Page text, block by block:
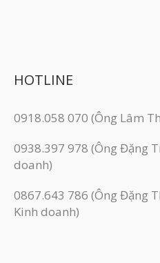
HOTLINE
0918.058 070 (Ông Lâm
0938.397 978 (Ông Đặng
doanh)
0867.643 786 (Ông Đặng
Kinh doanh)